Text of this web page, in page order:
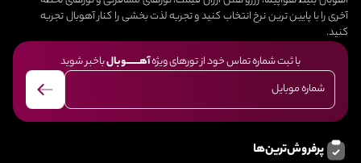
آخری را با پایین ترین نرخ انتخاب کنید و تجربه لذت بخشی را کنار آهوبال تجربه
کنید.
با ثبت شماره تماس خود از تورهای ویژهآهــــــــوبالباخبر شوید
پرفروش‌ترین‌ها